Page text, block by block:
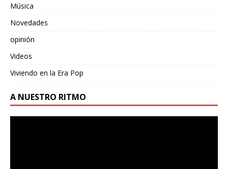
Música
Novedades
opinión
Videos
Viviendo en la Era Pop
A NUESTRO RITMO